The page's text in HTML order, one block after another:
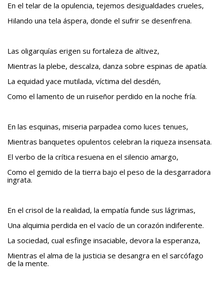
En el telar de la opulencia, tejemos desigualdades crueles,
Hilando una tela áspera, donde el sufrir se desenfrena.
Las oligarquías erigen su fortaleza de altivez,
Mientras la plebe, descalza, danza sobre espinas de apatía.
La equidad yace mutilada, víctima del desdén,
Como el lamento de un ruiseñor perdido en la noche fría.
En las esquinas, miseria parpadea como luces tenues,
Mientras banquetes opulentos celebran la riqueza insensata.
El verbo de la crítica resuena en el silencio amargo,
Como el gemido de la tierra bajo el peso de la desgarradora
ingrata.
En el crisol de la realidad, la empatía funde sus lágrimas,
Una alquimia perdida en el vacío de un corazón indiferente.
La sociedad, cual esfinge insaciable, devora la esperanza,
Mientras el alma de la justicia se desangra en el sarcófago
de la mente.